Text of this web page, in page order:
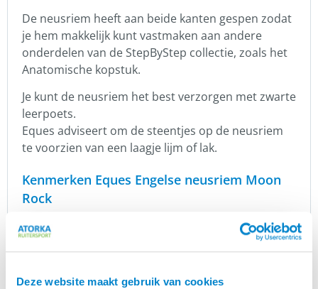
Deze website maakt gebruik van cookies
De neusriem heeft aan beide kanten gespen zodat
je hem makkelijk kunt vastmaken aan andere
onderdelen van de StepByStep collectie, zoals het
Anatomische kopstuk.
Je kunt de neusriem het best verzorgen met zwarte
leerpoets.
Eques adviseert om de steentjes op de neusriem
te voorzien van een laagje lijm of lak.
Kenmerken Eques Engelse neusriem Moon
Rock
Engelse neusriem
Zachte onderlegging